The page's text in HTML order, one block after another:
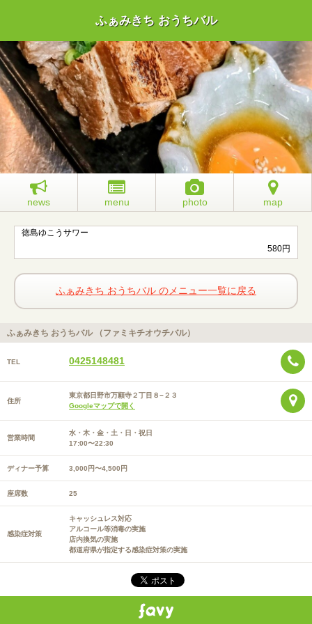
ふぁみきち おうちバル
news menu photo map
徳島ゆこうサワー
580円
ふぁみきち おうちバル のメニュー一覧に戻る
ふぁみきち おうちバル （ファミキチオウチバル）
TEL 0425148481
住所
東京都日野市万願寺２丁目８−２３
Googleマップで開く
営業時間
水・木・金・土・日・祝日
17:00〜22:30
ディナー予算 3,000円〜4,500円
座席数 25
感染症対策
キャッシュレス対応
アルコール等消毒の実施
店内換気の実施
都道府県が指定する感染症対策の実施